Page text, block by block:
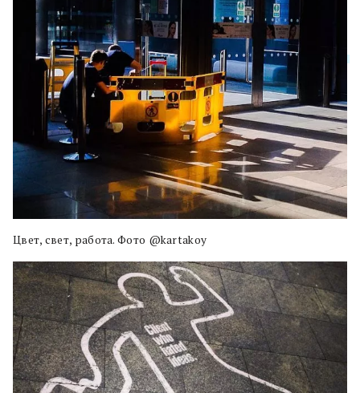
Цвет, свет, работа. Фото @kartakoy